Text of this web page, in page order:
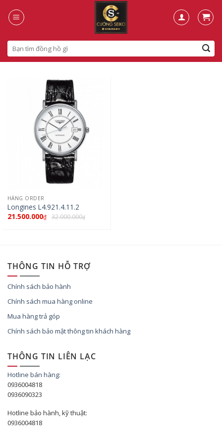
Search
for:
HÀNG ORDER
Longines L4.921.4.11.2
21.500.000₫ 32.000.000₫
THÔNG TIN HỖ TRỢ
Chính sách bảo hành
Chính sách mua hàng online
Mua hàng trả góp
Chính sách bảo mật thông tin khách hàng
THÔNG TIN LIÊN LẠC
Hotline bán hàng:
0936004818
0936090323
Hotline bảo hành, kỹ thuật:
0936004818